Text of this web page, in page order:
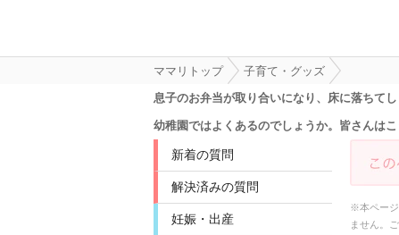
ママリトップ
子育て・グッズ
息子のお弁当が取り合いになり、床に落ちて
幼稚園ではよくあるのでしょうか。皆さんは
新着の質問
解決済みの質問
妊娠・出産
※本ページ
ません。